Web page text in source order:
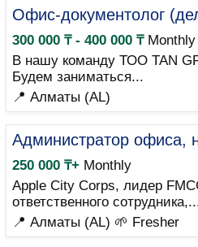
Офис-документолог
300 000 ₸ - 400 000 ₸Monthly
В нашу команду ТОО TAN
Будем заниматься...
📍 Алматы (AL)
Администратор офиса,
250 000 ₸+ Monthly
Apple City Corps, лидер
ответственного
📍 Алматы (AL) 🌱 Fresher